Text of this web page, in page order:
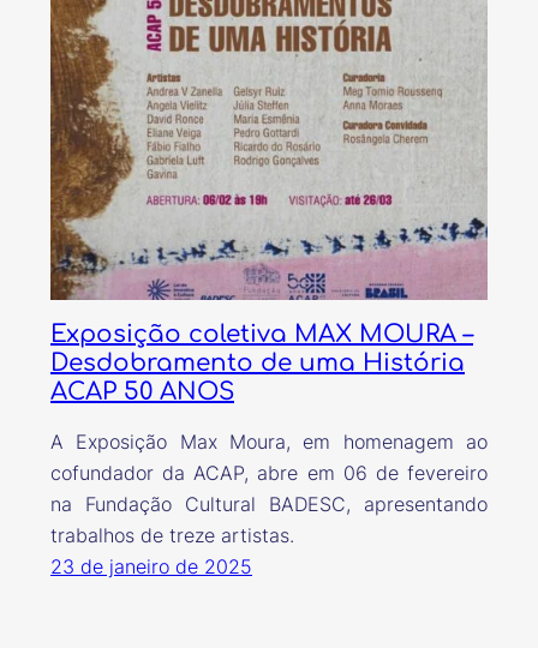
Exposição coletiva MAX MOURA –
Desdobramento de uma História
ACAP 50 ANOS
A Exposição Max Moura, em homenagem ao
cofundador da ACAP, abre em 06 de fevereiro
na Fundação Cultural BADESC, apresentando
trabalhos de treze artistas.
23 de janeiro de 2025